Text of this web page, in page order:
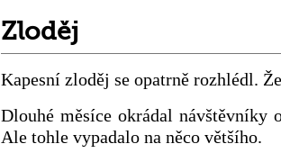
Zloděj
Kapesní zloděj se opatrně rozhlédl.
Dlouhé měsíce okrádal návštěvníky
Ale tohle vypadalo na něco většího.